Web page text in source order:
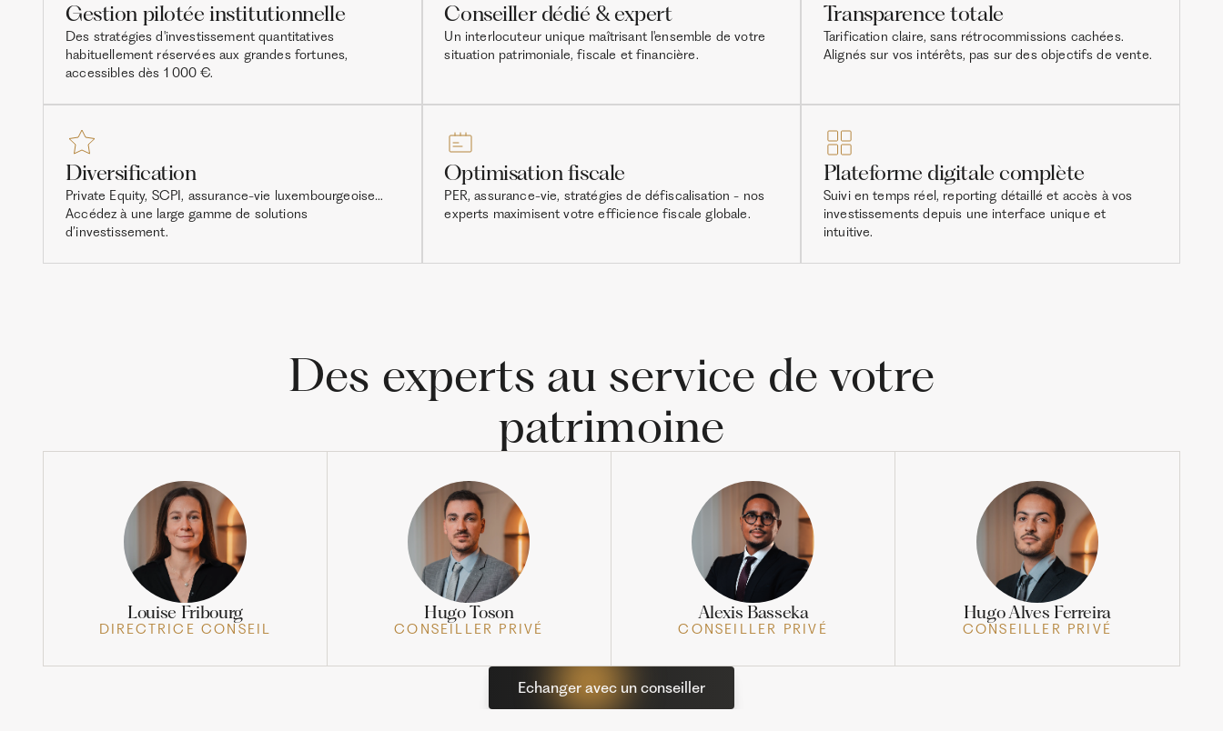
Gestion pilotée institutionnelle
Des stratégies d'investissement quantitatives
habituellement réservées aux grandes fortunes,
accessibles dès 1 000 €.
Conseiller dédié & expert
Un interlocuteur unique maîtrisant l'ensemble de votre
situation patrimoniale, fiscale et financière.
Transparence totale
Tarification claire, sans rétrocommissions cachées.
Alignés sur vos intérêts, pas sur des objectifs de vente.
Diversification
Private Equity, SCPI, assurance-vie luxembourgeoise…
Accédez à une large gamme de solutions
d’investissement.
Optimisation fiscale
PER, assurance-vie, stratégies de défiscalisation - nos
experts maximisent votre efficience fiscale globale.
Plateforme digitale complète
Suivi en temps réel, reporting détaillé et accès à vos
investissements depuis une interface unique et
intuitive.
Des experts au service de votre
patrimoine
Louise Fribourg
DIRECTRICE CONSEIL
Hugo Toson
CONSEILLER PRIVÉ
Alexis Basseka
CONSEILLER PRIVÉ
Hugo Alves Ferreira
CONSEILLER PRIVÉ
Echanger avec un conseiller